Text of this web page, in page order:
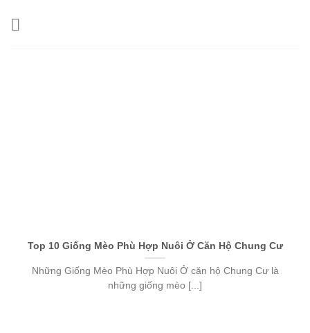
Top 10 Giống Mèo Phù Hợp Nuôi Ở Căn Hộ Chung Cư
Những Giống Mèo Phù Hợp Nuôi Ở căn hộ Chung Cư là
những giống mèo [...]